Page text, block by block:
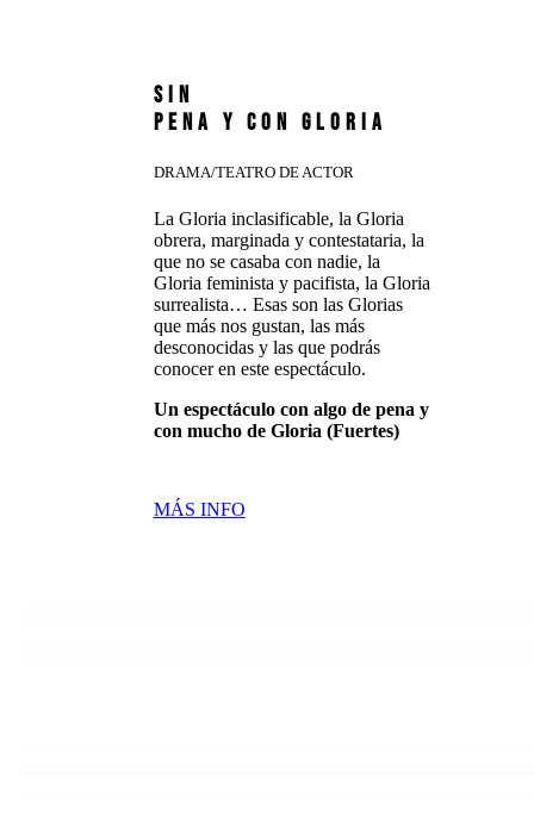
SIN
PENA Y CON GLORIA
DRAMA/TEATRO DE ACTOR
La Gloria inclasificable, la Gloria
obrera, marginada y contestataria, la
que no se casaba con nadie, la
Gloria feminista y pacifista, la Gloria
surrealista… Esas son las Glorias
que más nos gustan, las más
desconocidas y las que podrás
conocer en este espectáculo.
Un espectáculo con algo de pena y
con mucho de Gloria (Fuertes)
MÁS INFO